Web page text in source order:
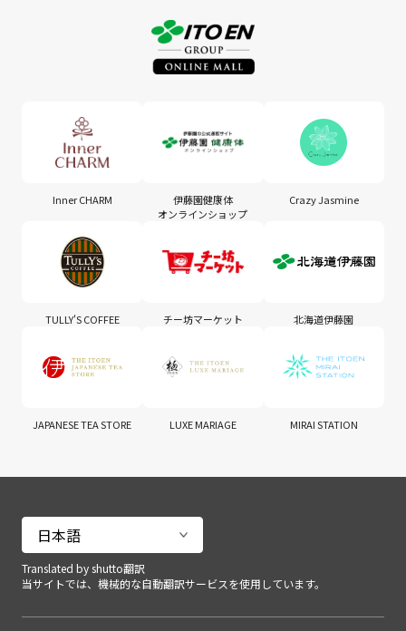
Inner CHARM
伊藤園健康体
オンラインショップ
Crazy Jasmine
TULLY'S COFFEE チー坊マーケット 北海道伊藤園
JAPANESE TEA STORE LUXE MARIAGE MIRAI STATION
Translated by shutto翻訳
当サイトでは、機械的な自動翻訳サービスを使用しています。